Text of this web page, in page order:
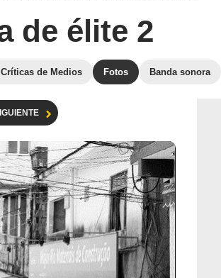
de élite 2
Críticas de Medios Fotos Banda sonora